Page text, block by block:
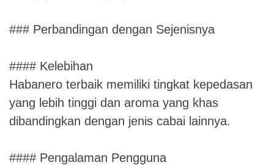
### Perbandingan dengan Sejenisnya
#### Kelebihan
Habanero terbaik memiliki tingkat kepedasan
yang lebih tinggi dan aroma yang khas
dibandingkan dengan jenis cabai lainnya.
#### Pengalaman Pengguna